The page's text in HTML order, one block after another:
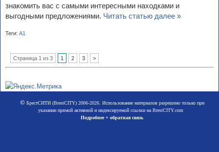
знакомить вас с самыми интересными находками и
выгодными предложениями. Читать статью далее »
Теги: А1
Страница 1 из 3 1 2 3 >
©БрестСИТИ (BrestCITY) 2006-2026. Использование материалов разрешено только при
указании прямой активной и индексируемой ссылки на BrestCITY.com
Подробнее + обратная связь